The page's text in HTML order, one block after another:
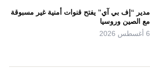
مدير “إف بي آي” يفتح قنوات أمنية غير مسبوقة
مع الصين وروسيا
6 أغسطس 2026